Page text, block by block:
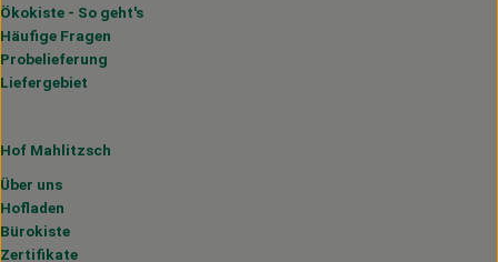
Ökokiste - So geht's
Häufige Fragen
Probelieferung
Liefergebiet
Hof Mahlitzsch
Über uns
Hofladen
Bürokiste
Zertifikate